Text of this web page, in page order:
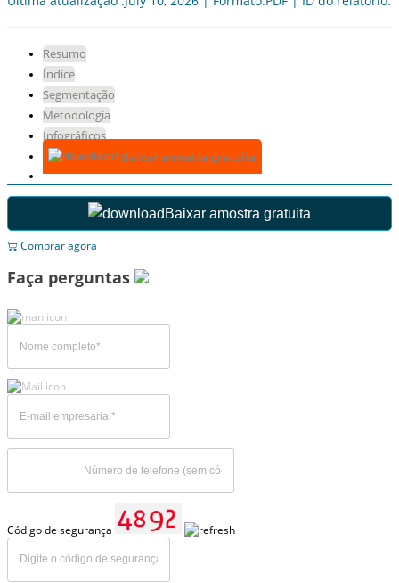
Resumo
Índice
Segmentação
Metodologia
Infográficos
Baixar amostra gratuita
Baixar amostra gratuita
Comprar agora
Faça perguntas
Código de segurança